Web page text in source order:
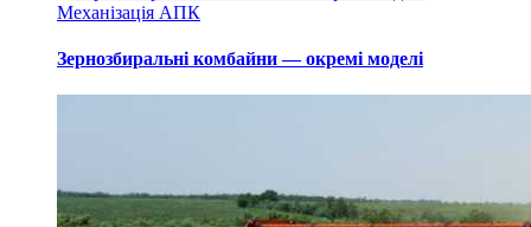
Механізація АПК
Зернозбиральні комбайни — окремі моделі